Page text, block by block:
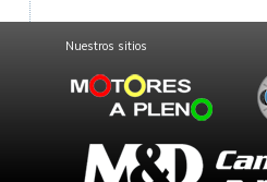
Nuestros sitios